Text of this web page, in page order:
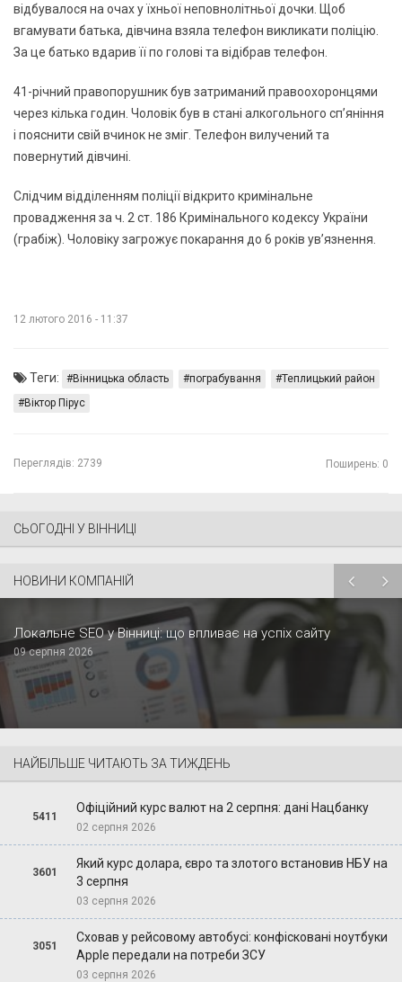
відбувалося на очах у їхньої неповнолітньої дочки. Щоб
вгамувати батька, дівчина взяла телефон викликати поліцію.
За це батько вдарив її по голові та відібрав телефон.
41-річний правопорушник був затриманий правоохоронцями
через кілька годин. Чоловік був в стані алкогольного сп’яніння
і пояснити свій вчинок не зміг. Телефон вилучений та
повернутий дівчині.
Слідчим відділенням поліції відкрито кримінальне
провадження за ч. 2 ст. 186 Кримінального кодексу України
(грабіж). Чоловіку загрожує покарання до 6 років ув’язнення.
12 лютого 2016 - 11:37
Теги: Вінницька область пограбування
Теплицький район
Віктор Пірус
Переглядів: 2739 Поширень: 0
СЬОГОДНІ У ВІННИЦІ
НОВИНИ КОМПАНІЙ
Локальне SEO у Вінниці: що впливає на успіх сайту
09 серпня 2026
НАЙБІЛЬШЕ ЧИТАЮТЬ ЗА ТИЖДЕНЬ
5411
Офіційний курс валют на 2 серпня: дані Нацбанку
02 серпня 2026
3601
Який курс долара, євро та злотого встановив НБУ на
3 серпня
03 серпня 2026
3051
Сховав у рейсовому автобусі: конфісковані ноутбуки
Apple передали на потреби ЗСУ
03 серпня 2026